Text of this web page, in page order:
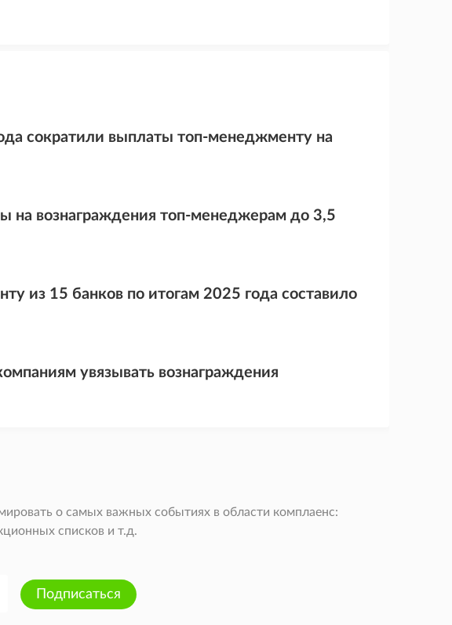
сократили выплаты топ-менеджменту на
на вознаграждения топ-менеджерам до 3,5
из 15 банков по итогам 2025 года составило
увязывать вознаграждения
о самых важных событиях в области комплаенс:
списков и т.д.
Подписаться